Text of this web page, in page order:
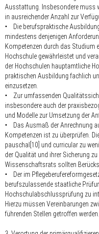
Ausstattung. Insbesondere muss
in ausreichender Anzahl zur
• Die berufspraktische
mindestens denjenigen
Kompetenzen durch das Studium
Hochschule gewährleistet und
der Hochschulen hauptamtliche
praktischen Ausbildung fachlich
einzusetzen.
• Zur umfassenden
insbesondere auch der
und Modelle zur Umsetzung der
• Das Ausmaß der Anrechnung
Kompetenzen ist zu überprüfen.
pauschal[10] und curricular zu
der Qualität und ihrer Sicherung
Wissenschaftsrats sollten
• Der im
berufszulassende staatliche
Hochschulabschlussprüfung zu
Hierzu müssen Vereinbarungen
führenden Stellen getroffen werden.